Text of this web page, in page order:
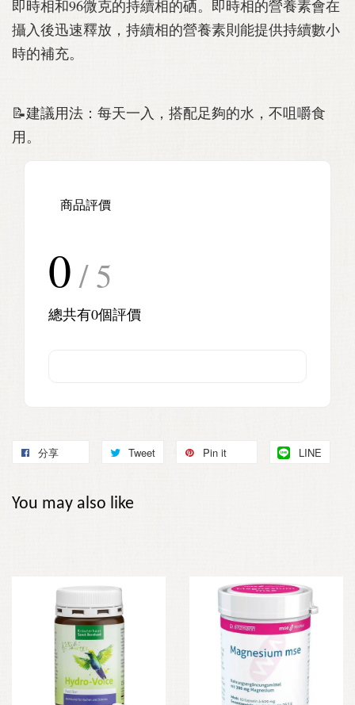
即時相和96微克的持續相的硒。即時相的營養素會在
攝入後迅速釋放，持續相的營養素則能提供持續數小
時的補充。
📝建議用法：每天一入，搭配足夠的水，不咀嚼食
用。
商品評價
0 / 5
總共有0個評價
分享 Tweet Pin it LINE
You may also like